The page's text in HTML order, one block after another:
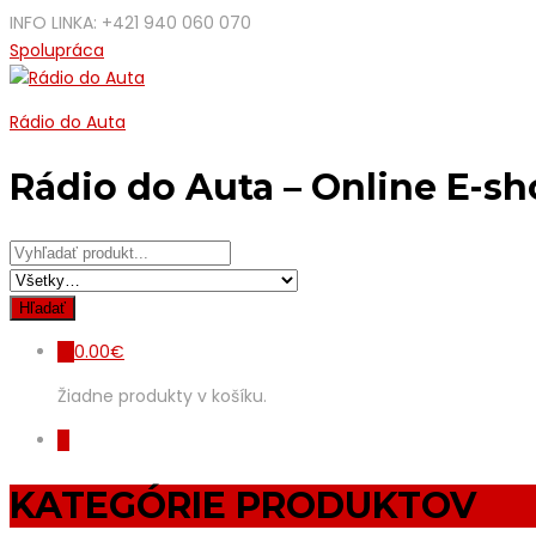
INFO LINKA: +421 940 060 070
Spolupráca
Rádio do Auta
Rádio do Auta – Online E-
0.00€
Žiadne produkty v košíku.
KATEGÓRIE PRODUKTOV